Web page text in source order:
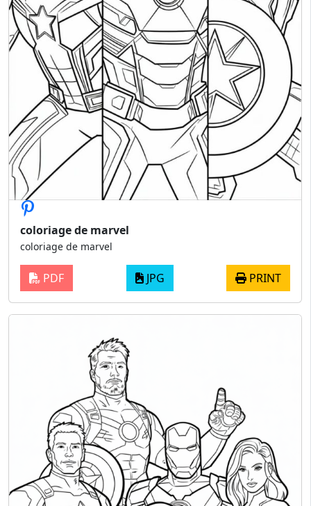
coloriage de marvel
coloriage de marvel
PDF JPG PRINT